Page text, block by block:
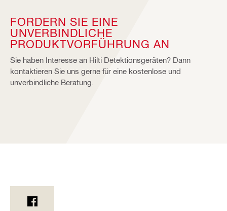
FORDERN SIE EINE
UNVERBINDLICHE
PRODUKTVORFÜHRUNG AN
Sie haben Interesse an Hilti Detektionsgeräten? Dann
kontaktieren Sie uns gerne für eine kostenlose und
unverbindliche Beratung.